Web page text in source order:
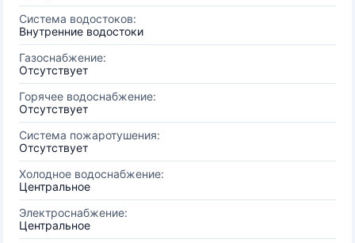
Система водостоков:
Внутренние водостоки
Газоснабжение:
Отсутствует
Горячее водоснабжение:
Отсутствует
Система пожаротушения:
Отсутствует
Холодное водоснабжение:
Центральное
Электроснабжение:
Центральное